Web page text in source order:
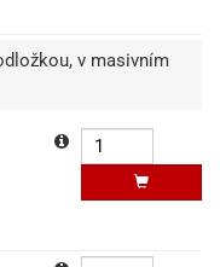
v masivním